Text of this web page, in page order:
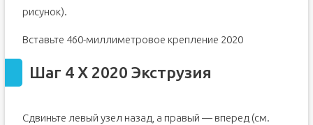
рисунок).
Вставьте 460-миллиметровое крепление 2020
Шаг 4 X 2020 Экструзия
Сдвиньте левый узел назад, а правый — вперед (см.